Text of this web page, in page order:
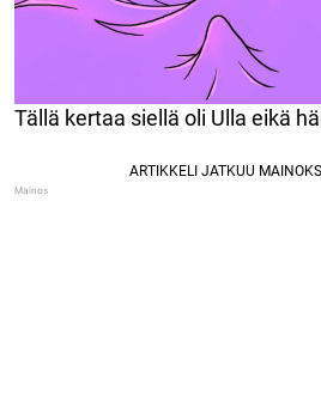
Tällä kertaa siellä oli Ulla eikä